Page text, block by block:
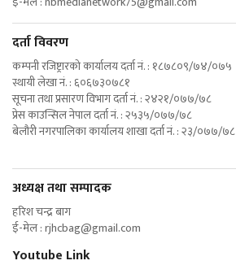
दर्ता विवरण
कम्पनी रजिष्ट्रारको कार्यालय दर्ता नं. : १८७८०९/७४/०७५
स्थायी लेखा नं. : ६०६७३०७८१
सूचना तथा प्रसारण विभाग दर्ता नं. : २४२१/०७७/७८
प्रेस काउन्सिल नेपाल दर्ता नं. : २५३५/०७७/७८
बेलौरी नगरपालिका कार्यालय शाखा दर्ता नं. : २३/०७७/७८
अध्यक्ष तथा सम्पादक
हरिश चन्द्र बाग
ई-मेल :rjhcbag@gmail.com
Youtube Link